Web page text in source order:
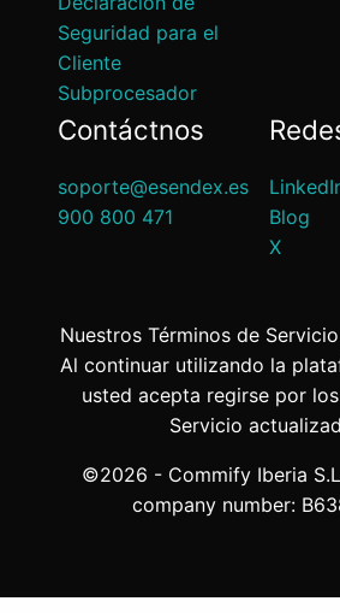
Seguridad para el
Cliente
Subprocesador
Contáctnos
soporte@esendex.es
900 800 471
Blog
X
Nuestros Términos de
Al continuar utilizando la
usted acepta regirse por
Servicio
©2026 - Commify Iberia
company number: